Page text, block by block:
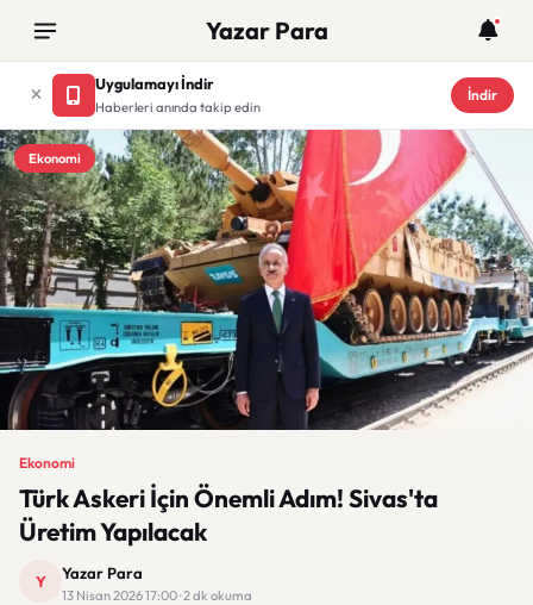
Yazar Para
Uygulamayı İndir
Haberleri anında takip edin
İndir
Ekonomi
Ekonomi
Türk Askeri İçin Önemli Adım! Sivas'ta
Üretim Yapılacak
Y Yazar Para
13 Nisan 2026 17:00 · 2 dk okuma